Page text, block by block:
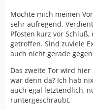
Möchte mich meinen
sehr aufregend.
Pfosten kurz vor
getroffen. Sind zuviele
auch nicht gerade
Das zweite Tor wird
war denn da? Ich hab
auch egal letztendlich,
runtergeschraubt.